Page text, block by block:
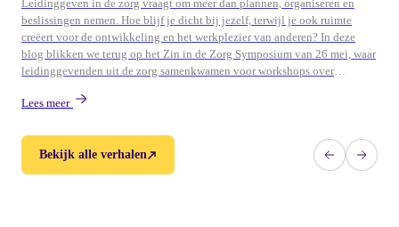
Leidinggeven in de zorg vraagt om meer dan plannen, organiseren en
beslissingen nemen. Hoe blijf je dicht bij jezelf, terwijl je ook ruimte
creëert voor de ontwikkeling en het werkplezier van anderen? In deze
blog blikken we terug op het Zin in de Zorg Symposium van 26 mei, waar
leidinggevenden uit de zorg samenkwamen voor workshops over
Lees meer
Bekijk alle verhalen